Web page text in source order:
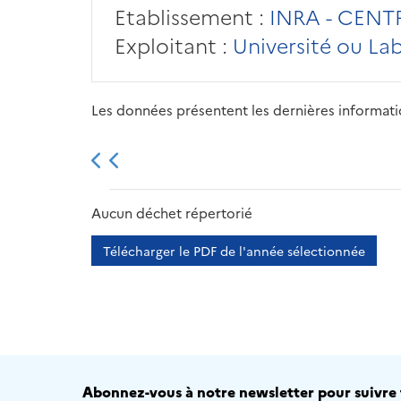
Etablissement : INRA -
Exploitant : Université ou
Les données présentent les dernières
2013 2014
Aucun déchet répertorié
Télécharger le PDF de l'année sélectionnée
Abonnez-vous à notre newsletter pour suivre